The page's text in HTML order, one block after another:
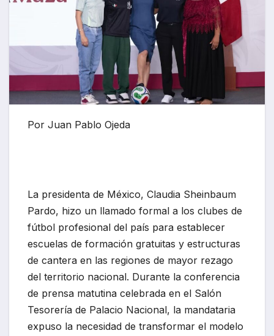
Por Juan Pablo Ojeda
La presidenta de México, Claudia Sheinbaum
Pardo, hizo un llamado formal a los clubes de
fútbol profesional del país para establecer
escuelas de formación gratuitas y estructuras
de cantera en las regiones de mayor rezago
del territorio nacional. Durante la conferencia
de prensa matutina celebrada en el Salón
Tesorería de Palacio Nacional, la mandataria
expuso la necesidad de transformar el modelo